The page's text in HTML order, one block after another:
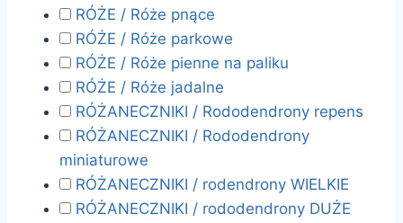
RÓŻE / Róże pnące
RÓŻE / Róże parkowe
RÓŻE / Róże pienne na paliku
RÓŻE / Róże jadalne
RÓŻANECZNIKI / Rododendrony repens
RÓŻANECZNIKI / Rododendrony
miniaturowe
RÓŻANECZNIKI / rodendrony WIELKIE
RÓŻANECZNIKI / rododendrony DUŻE